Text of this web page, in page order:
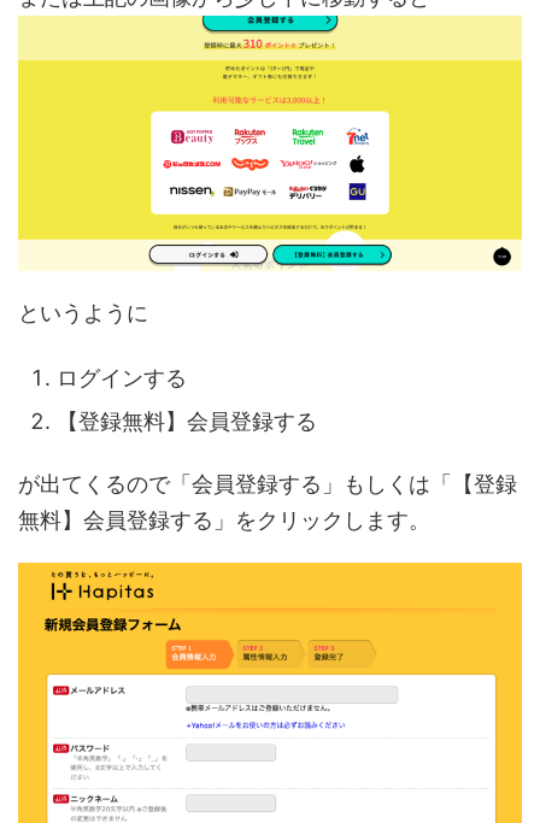
というように
ログインする
【登録無料】会員登録する
が出てくるので「会員登録する」もしくは「【登録
無料】会員登録する」をクリックします。